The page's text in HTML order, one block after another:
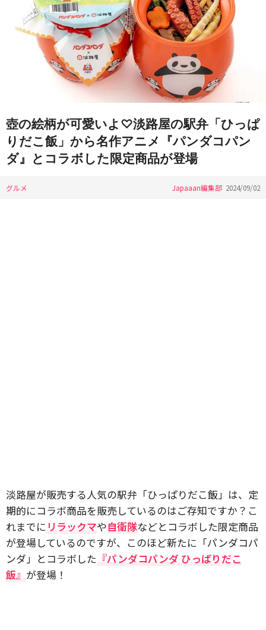
壺の絵柄が可愛いよ♡淡路屋の駅弁「ひっぱ
りだこ飯」から名作アニメ『パンダコパン
ダ』とコラボした限定商品が登場
グルメ Japaaan編集部 2024/09/02
淡路屋が販売する人気の駅弁「ひっぱりだこ飯」は、定
期的にコラボ商品を販売しているのはご存知ですか？こ
れまでに リラックマや自衛隊などとコラボした限定商品
が登場しているのですが、このほど新たに「パンダコパ
ンダ」とコラボした 『パンダコパンダ ひっぱりだこ
飯』 が登場！